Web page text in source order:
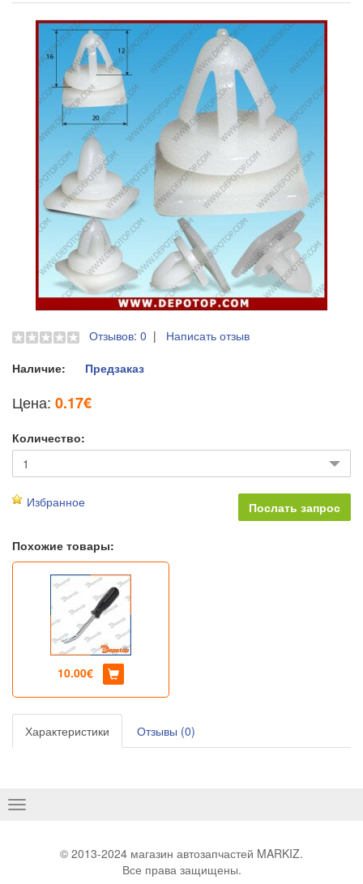
Отзывов: 0 | Написать отзыв
Наличие:
Предзаказ
Цена: 0.17€
Количество:
Избранное
Похожие товары:
10.00€
Характеристики Отзывы (0)
Basculer
© 2013-2024 магазин автозапчастей MARKIZ.
Все права защищены.